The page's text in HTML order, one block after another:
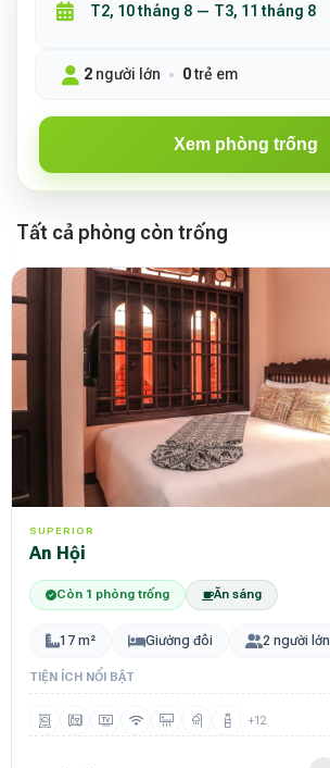
2 người lớn 0trẻ em
Xem phòng trống
Tất cả phòng còn trống
SUPERIOR
An Hội
Còn 1 phòng trống Ăn sáng
17 m² Giường đôi 2 người lớn
TIỆN ÍCH NỔI BẬT
+12